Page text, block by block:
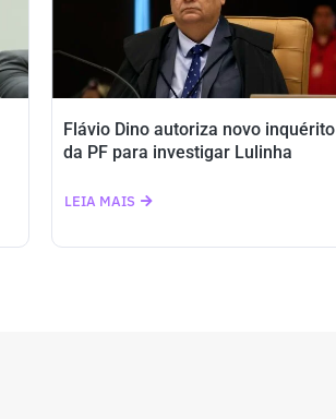
Flávio Dino autoriza novo inquérito
da PF para investigar Lulinha
LEIA MAIS